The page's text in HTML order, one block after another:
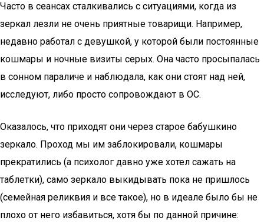
Часто в сеансах сталкивались с ситуациями, когда из
зеркал лезли не очень приятные товарищи. Например,
недавно работал с девушкой, у которой были постоянные
кошмары и ночные визиты серых. Она часто просыпалась
в сонном параличе и наблюдала, как они стоят над ней,
исследуют, либо просто сопровождают в ОС.
Оказалось, что приходят они через старое бабушкино
зеркало. Проход мы им заблокировали, кошмары
прекратились (а психолог давно уже хотел сажать на
таблетки), само зеркало выкидывать пока не пришлось
(семейная реликвия и все такое), но в идеале было бы не
плохо от него избавиться, хотя бы по данной причине: